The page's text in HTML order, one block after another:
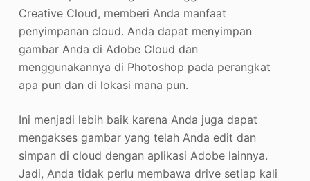
Creative Cloud, memberi Anda manfaat
penyimpanan cloud. Anda dapat menyimpan
gambar Anda di Adobe Cloud dan
menggunakannya di Photoshop pada perangkat
apa pun dan di lokasi mana pun.
Ini menjadi lebih baik karena Anda juga dapat
mengakses gambar yang telah Anda edit dan
simpan di cloud dengan aplikasi Adobe lainnya.
Jadi, Anda tidak perlu membawa drive setiap kali